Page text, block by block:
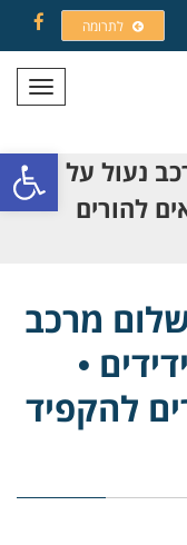
פתח
לתרומה
תפריט
נעול על ידי
להורים
מרכב
•
להקפיד